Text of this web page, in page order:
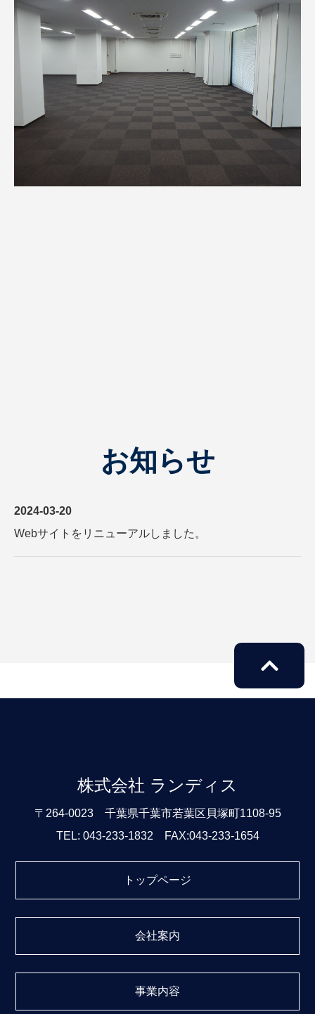
お知らせ
2024-03-20
Webサイトをリニューアルしました。
トップページ
会社案内
事業内容
株式会社 ランディス
〒264-0023 千葉県千葉市若葉区貝塚町1108-95
TEL: 043-233-1832 FAX:043-233-1654